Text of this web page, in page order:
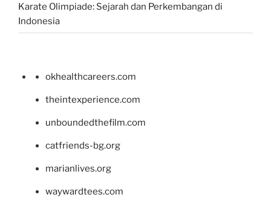
Karate Olimpiade: Sejarah dan Perkembangan di
Indonesia
okhealthcareers.com
theintexperience.com
unboundedthefilm.com
catfriends-bg.org
marianlives.org
waywardtees.com